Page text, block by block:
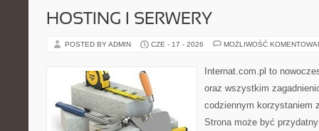
HOSTING I SERWERY
POSTED BY ADMIN CZE - 17 - 2026 MOŻLIWOŚĆ
Internat.com.pl to
oraz wszystkim
codziennym korzystaniem
Strona może być